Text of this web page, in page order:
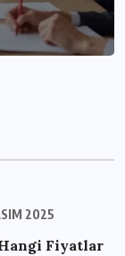
2025
Fiyatlar